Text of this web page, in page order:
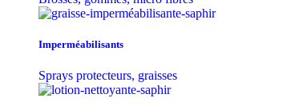
Imperméabilisants
Sprays protecteurs, graisses